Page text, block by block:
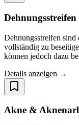
Dehnungsstreifen
Dehnungsstreifen
vollständig zu
können jedoch dazu
Details anzeigen →
Akne &